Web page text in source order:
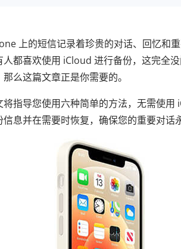
上的短信记录着珍贵的对话、回忆和
人都喜欢使用 iCloud 进行备份，这完全
那么这篇文章正是你需要的。
将指导您使用六种简单的方法，无需使
信息并在需要时恢复，确保您的重要对话